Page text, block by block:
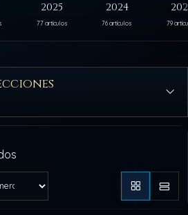
2025
77 artículos
2024
76 artículos 79